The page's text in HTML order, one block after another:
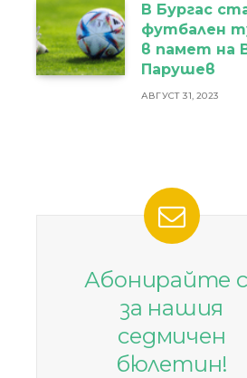
В Бургас
футбален
в памет на
Парушев
АВГУСТ 31, 2023
Абонирайте
за нашия
седмичен
бюлетин!